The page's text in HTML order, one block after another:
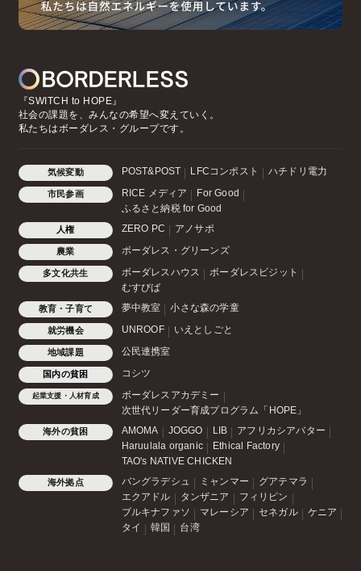
『SWITCH to HOPE』
社会の課題を、みんなの希望へ変えていく。
私たちはボーダレス・グループです。
気候変動 POST&POST LFCコンポスト ハチドリ電力
市民参画 RICE メディア
For Good
ふるさと納税 for Good
人権 ZERO PC アノサポ
農業 ボーダレス・グリーンズ
多文化共生 ボーダレスハウス
ボーダレスビジット
むすびば
教育・子育て 夢中教室 小さな森の学童
就労機会 UNROOF いえとしごと
地域課題 公民連携室
国内の貧困 コシツ
起業支援・人材育成
ボーダレスアカデミー
次世代リーダー育成プログラム「HOPE」
海外の貧困 AMOMA JOGGO LIB
アフリカシアバター
Haruulala organic
Ethical Factory
TAO's NATIVE CHICKEN
海外拠点 バングラデシュ ミャンマー
グアテマラ
エクアドル
タンザニア
フィリピン
ブルキナファソ
マレーシア セネガル
ケニア
タイ
韓国 台湾